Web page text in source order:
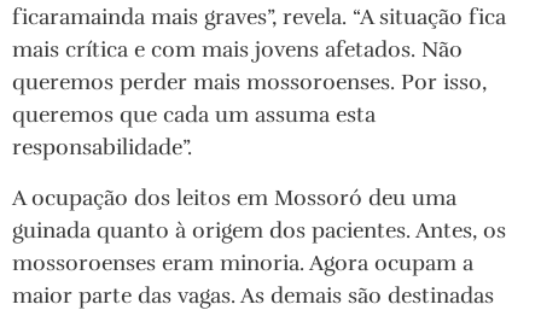
ficaramainda mais graves”, revela. “A situação fica
mais crítica e com mais jovens afetados. Não
queremos perder mais mossoroenses. Por isso,
queremos que cada um assuma esta
responsabilidade”.
A ocupação dos leitos em Mossoró deu uma
guinada quanto à origem dos pacientes. Antes, os
mossoroenses eram minoria. Agora ocupam a
maior parte das vagas. As demais são destinadas